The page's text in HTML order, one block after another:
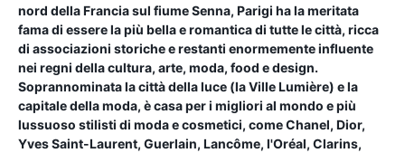
nord della Francia sul fiume Senna, Parigi ha la meritata
fama di essere la più bella e romantica di tutte le città, ricca
di associazioni storiche e restanti enormemente influente
nei regni della cultura, arte, moda, food e design.
Soprannominata la città della luce (la Ville Lumière) e la
capitale della moda, è casa per i migliori al mondo e più
lussuoso stilisti di moda e cosmetici, come Chanel, Dior,
Yves Saint-Laurent, Guerlain, Lancôme, l'Oréal, Clarins,